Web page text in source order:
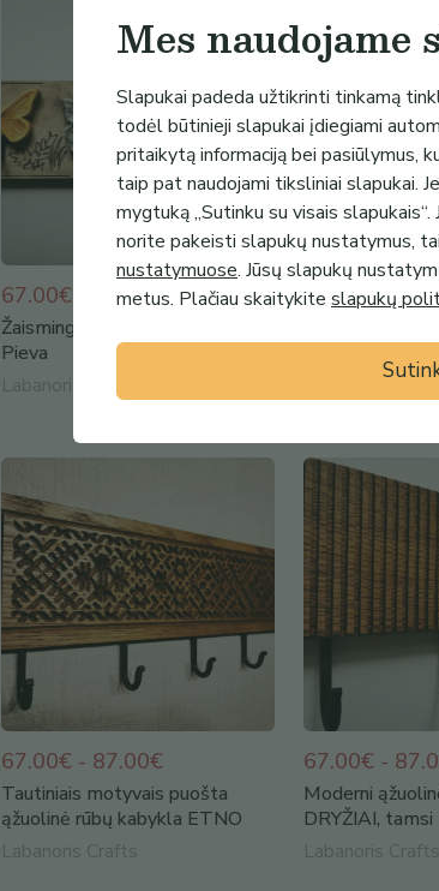
67.00€
Žaisminga rūbų kabykla Drugelių
Pieva
Labanoris Crafts
67.00€
Labanoris Crafts
67.00€ - 87.00€
Tautiniais motyvais puošta
ąžuolinė rūbų kabykla ETNO
Labanoris Crafts
67.00€ -
Moderni
DRYŽIAI, tamsi
Labanoris Crafts
Mes naudojame
Slapukai padeda užtikrinti tinkamą
todėl būtinieji slapukai įdiegiami
pritaikytą informaciją bei pasiūlymus,
taip pat naudojami tiksliniai slapukai.
mygtuką „Sutinku su visais
norite pakeisti slapukų nustatymus,
nustatymuose. Jūsų slapukų
metus. Plačiau skaitykite slapukų